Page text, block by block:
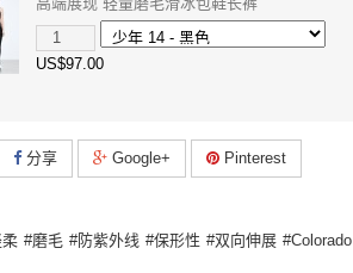
US$97.00
分享 Google+ Pinterest
磨毛 防紫外线 保形性 双向伸展 Colorado